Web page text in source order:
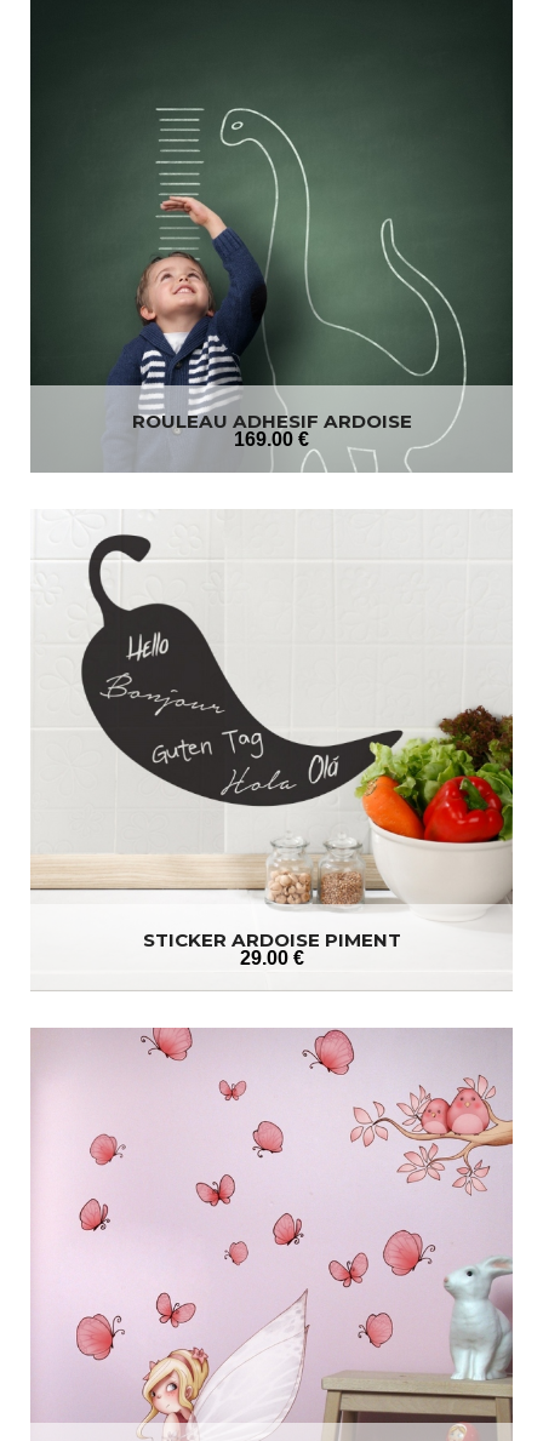
ROULEAU ADHESIF ARDOISE
169.00 €
STICKER ARDOISE PIMENT
29.00 €